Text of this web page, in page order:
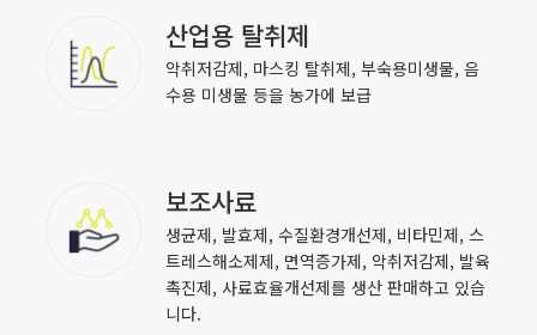
산업용 탈취제
악취저감제, 마스킹 탈취제, 부숙용미생물, 음
수용 미생물 등을 농가에 보급
보조사료
생균제, 발효제, 수질환경개선제, 비타민제, 스
트레스해소제제, 면역증가제, 악취저감제, 발육
촉진제, 사료효율개선제를 생산 판매하고 있습
니다.